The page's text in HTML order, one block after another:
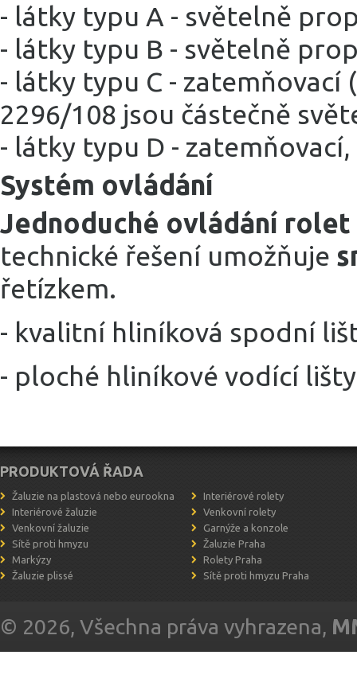
- látky typu A - světelně
- látky typu B - světelně
- látky typu C - zatemňovací
2296/108 jsou částečně
- látky typu D -
Systém ovládání
Jednoduché ovládání rolet
technické řešení umožňuje
řetízkem.
- kvalitní hliníková spodní
- ploché hliníkové vodící lišty
PRODUKTOVÁ ŘADA
Žaluzie na plastová nebo eurookna
Interiérové rolety
Interiérové žaluzie
Venkovní rolety
Venkovní žaluzie
Garnýže a konzole
Sítě proti hmyzu
Žaluzie Praha
Markýzy
Rolety Praha
Žaluzie plissé
Sítě proti hmyzu Praha
© 2026, Všechna práva vyhrazena,